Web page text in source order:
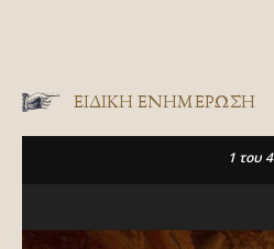
ΕΙΔΙΚΉ ΕΝΗΜΈΡΩΣΗ
1 του 4